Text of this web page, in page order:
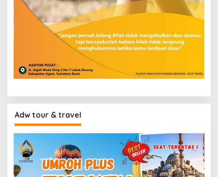
Adw tour & travel